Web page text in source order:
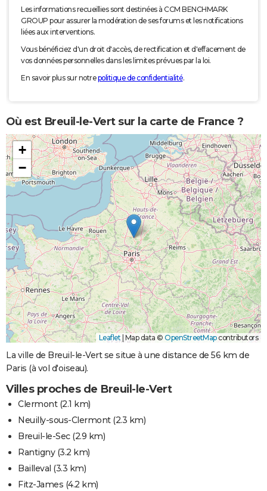
Les informations recueillies sont destinées à CCM BENCHMARK
GROUP pour assurer la modération de ses forums et les notifications
liées aux interventions.
Vous bénéficiez d'un droit d'accès, de rectification et d'effacement de
vos données personnelles dans les limites prévues par la loi.
En savoir plus sur notrepolitique de confidentialité.
Où est Breuil-le-Vert sur la carte de France ?
+
−
Leaflet Map data © OpenStreetMapcontributors
La ville de Breuil-le-Vert se situe à une distance de 56 km de
Paris (à vol d'oiseau).
Villes proches de Breuil-le-Vert
Clermont(2.1 km)
Neuilly-sous-Clermont(2.3 km)
Breuil-le-Sec(2.9 km)
Rantigny(3.2 km)
Bailleval (3.3 km)
Fitz-James (4.2 km)